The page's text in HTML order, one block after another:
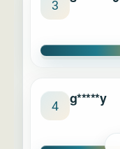
3
4 g*****y